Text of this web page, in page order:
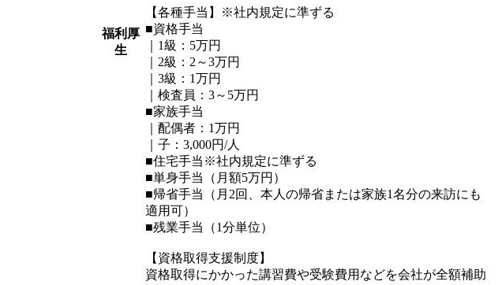
福利厚
生
【各種手当】※社内規定に準ずる
■資格手当
｜1級：5万円
｜2級：2～3万円
｜3級：1万円
｜検査員：3～5万円
■家族手当
｜配偶者：1万円
｜子：3,000円/人
■住宅手当※社内規定に準ずる
■単身手当（月額5万円）
■帰省手当（月2回、本人の帰省または家族1名分の来訪にも
適用可）
■残業手当（1分単位）
【資格取得支援制度】
資格取得にかかった講習費や受験費用などを会社が全額補助